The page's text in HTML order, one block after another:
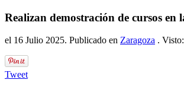
Realizan demostración de cursos
el 16 Julio 2025. Publicado en Zaragoza .
Tweet